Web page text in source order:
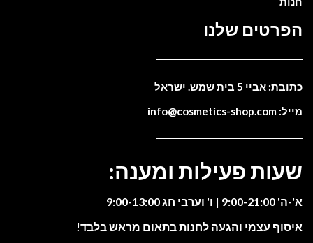
הפרטים שלנו
כתובת: אביי 5 בית שמש. ישראל
מייל: info@cosmetics-shop.com
שעות פעילות ומענה:
א'-ה' 9:00-21:00 | ו' וערבי חג 9:00-13:00
איסוף עצמי והגעה לחנות בתאום מראש בלבד!